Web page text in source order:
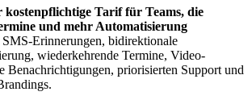
kostenpflichtige Tarif für Teams, die
und mehr Automatisierung
SMS-Erinnerungen, bidirektionale
wiederkehrende Termine, Video-
Benachrichtigungen, priorisierten Support und